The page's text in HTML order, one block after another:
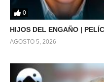
0
HIJOS DEL ENGAÑO |
AGOSTO 5, 2026